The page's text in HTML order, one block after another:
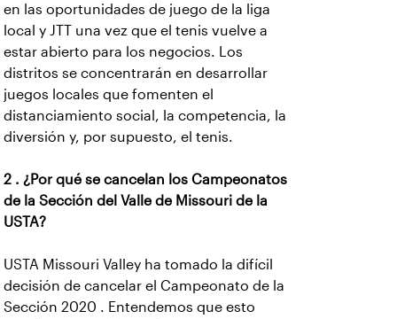
en las oportunidades de juego de la liga
local y JTT una vez que el tenis vuelve a
estar abierto para los negocios. Los
distritos se concentrarán en desarrollar
juegos locales que fomenten el
distanciamiento social, la competencia, la
diversión y, por supuesto, el tenis.
2 . ¿Por qué se cancelan los Campeonatos
de la Sección del Valle de Missouri de la
USTA?
USTA Missouri Valley ha tomado la difícil
decisión de cancelar el Campeonato de la
Sección 2020 . Entendemos que esto